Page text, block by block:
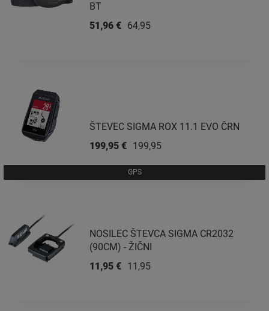
BT
64,95 €
51,96 €
GPS
ŠTEVEC SIGMA ROX 11.1 EVO ČRN
199,95 €
199,95 €
NOSILEC ŠTEVCA SIGMA CR2032
(90CM) - ŽIČNI
11,95 €
11,95 €